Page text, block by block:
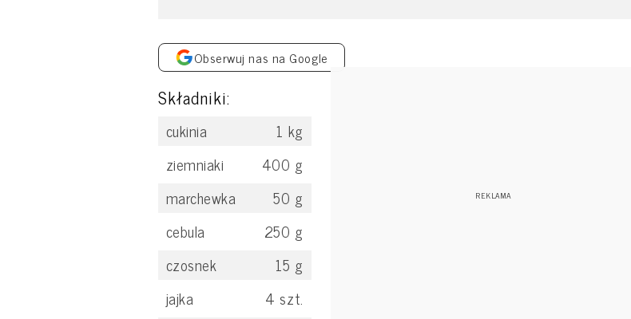
Obserwuj nas na Google
Składniki:
cukinia 1 kg
ziemniaki
400 g
marchewka
50 g
cebula
250 g
czosnek
15 g
jajka
4 szt.